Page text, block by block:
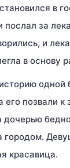
в
послал за
и
в основу
одной
его позвали к
дочерью
городом.
красавица.